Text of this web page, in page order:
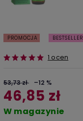
PROMOCJA BESTSELLER
1 ocen
53,73 zł –12 %
46,85 zł
W magazynie